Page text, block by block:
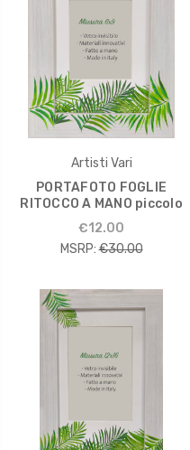
Artisti Vari
PORTAFOTO FOGLIE
RITOCCO A MANO piccolo
€12.00
MSRP: €30.00